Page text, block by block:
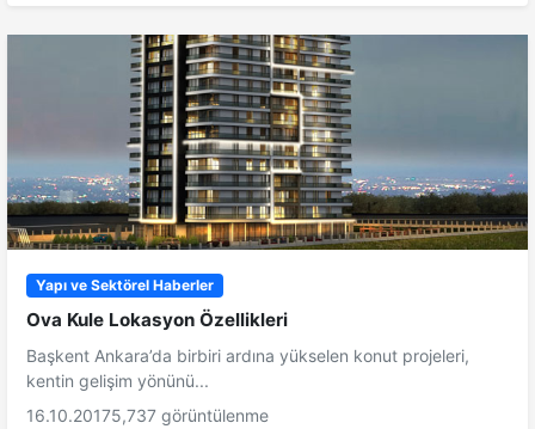
Yapı ve Sektörel Haberler
Ova Kule Lokasyon Özellikleri
Başkent Ankara’da birbiri ardına yükselen konut projeleri,
kentin gelişim yönünü...
16.10.20175,737 görüntülenme